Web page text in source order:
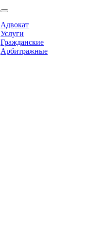
Адвокат
Услуги
Гражданские
Арбитражные